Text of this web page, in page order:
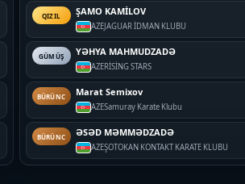
QIZIL ŞAMO KAMİLOV
AZEJAGUAR İDMAN KLUBU
GÜMÜŞ YƏHYA MAHMUDZADƏ
AZERİSİNG STARS
BÜRÜNC Marat Semixov
AZESamuray Karate Klubu
BÜRÜNC ƏSƏD MƏMMƏDZADƏ
AZEŞOTOKAN KONTAKT KARATE KLUBU